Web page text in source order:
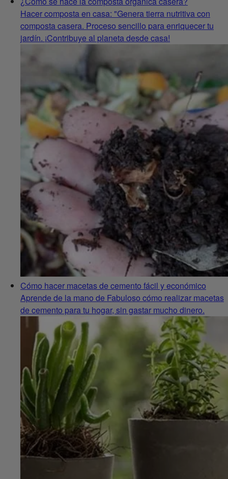
Hacer composta en casa: "Genera tierra nutritiva con
composta casera. Proceso sencillo para enriquecer tu
jardín. ¡Contribuye al planeta desde casa!
Cómo hacer macetas de cemento fácil y económico
Aprende de la mano de Fabuloso cómo realizar macetas
de cemento para tu hogar, sin gastar mucho dinero.